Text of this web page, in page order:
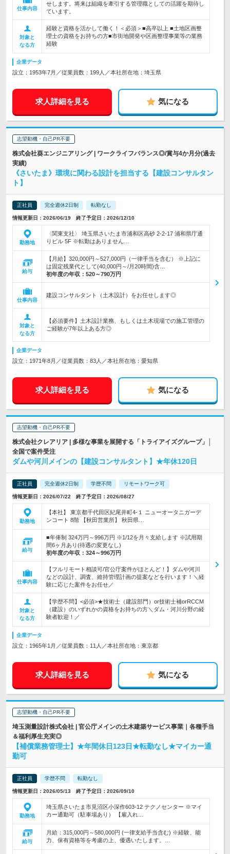
仕事内容
せします。将来は組織を牽引する管理職としての活躍を期待し
ています。
対象と
なる方
経験と資格を活かして働く！＜必須＞■高卒以上 ■土地区画整
理士の資格をお持ちの方■市街地開発や区画整理事業等の業務
経験
企業データ
設立：1953年7月／従業員数：199人／本社所在地：埼玉県
求人詳細を見る 気になる
志望動機・自己PR不要
株式会社葵エンジニアリング | ワークライフバランス◎/賞与4か月分(過去
実績)
《さいたま》環境に関わる設計を担当する【建設コンサルタン
ト】
正社員 完全週休2日制 転勤なし
情報更新日：2026/06/19 終了予定日：2026/12/10
勤務地
〈関東支社〉 埼玉県さいたま市浦和区高砂 2-2-17 浦和県庁通
りビル 5F ※転勤はありません…
給与
【月給】320,000円～527,000円（一律手当を含む） ※上記に
は固定残業代として(40,000円～/月20時間)含…
初年度の年収： 520～790万円
仕事内容
建設コンサルタント（土木設計）をお任せします◎
対象と
なる方
【必須要件】土木設計業務、もしくは土木現場での施工管理の
ご経験が7年以上ある方◎
企業データ
設立：1971年8月／従業員数：83人／本社所在地：愛知県
求人詳細を見る 気になる
志望動機・自己PR不要
株式会社クレアリア | 多様な事業を展開する「トライアイズグループ」│
全国で案件受注
ダムや河川メインの【建設コンサルタント】★年休120日
正社員 完全週休2日制 学歴不問 リモートワーク可
情報更新日：2026/07/22 終了予定日：2026/08/27
勤務地
【本社】 東京都千代田区紀尾井町4-１ ニューオータニガーデ
ンコート 8階 【秋田営業所】 秋田県…
給与
■年俸制 324万円～996万円 ※1/12を月々支給します ※試用期
間6ヶ月あり(待遇の変更なし)
初年度の年収： 324～996万円
仕事内容
【フルリモート相談可/官公庁案件がほとんど！】ダムや河川
などの設計、調査、維持管理計画の提案などを行います！＼経
験に応じた案件をお任せ／
対象と
なる方
【学歴不問】<必須>★技術士（建設部門）or技術士補orRCCM
（建設）のいずれかの資格をお持ちの方＼ダム・河川分野の経
験者歓迎！／
企業データ
設立：1965年1月／従業員数：11人／本社所在地：東京都
求人詳細を見る 気になる
志望動機・自己PR不要
埼玉測量設計株式会社 | 官公庁メインの土木建築サービス事業｜各種手当
＆福利厚生充実◎
【補償業務管理士】★年間休日123日★転勤なし★マイカー通
勤可
正社員 学歴不問 転勤なし
情報更新日：2026/05/13 終了予定日：2026/09/10
勤務地
埼玉県さいたま市見沼区小深作603-12 テクノセンター ※マイ
カー通勤可（駐車場あり） 【雇入れ…
給与
月給：315,000円～580,000円 (一律支給手当含む) ※経験、能
力、保有資格等を考慮の上、優遇いたします。…